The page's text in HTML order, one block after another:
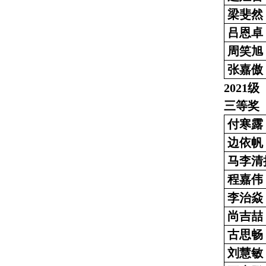
梁斐然
吕恩卓
周笑旭
张嘉傲
2021级
三等奖
付寒露
边依帆
马李清
程嘉伟
李治焱
尚吉喆
古思畅
刘慧敏